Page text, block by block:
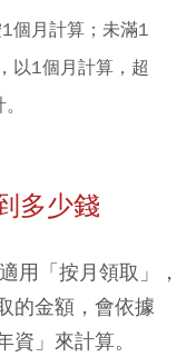
個月計算；未滿1
以1個月計算，超
多少錢
用「按月領取」，
的金額，會依據
資」來計算。